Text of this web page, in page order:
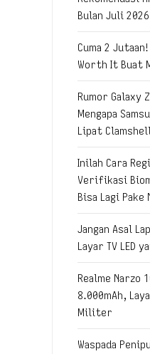
Bulan Juli 2026
Cuma 2
Worth It Buat
Rumor Galaxy
Mengapa
Lipat
Inilah Cara
Verifikasi
Bisa Lagi Pake
Jangan Asal
Layar TV LED
Realme Narzo
8.000mAh,
Militer
Waspada